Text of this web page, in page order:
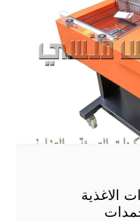
الاغذية